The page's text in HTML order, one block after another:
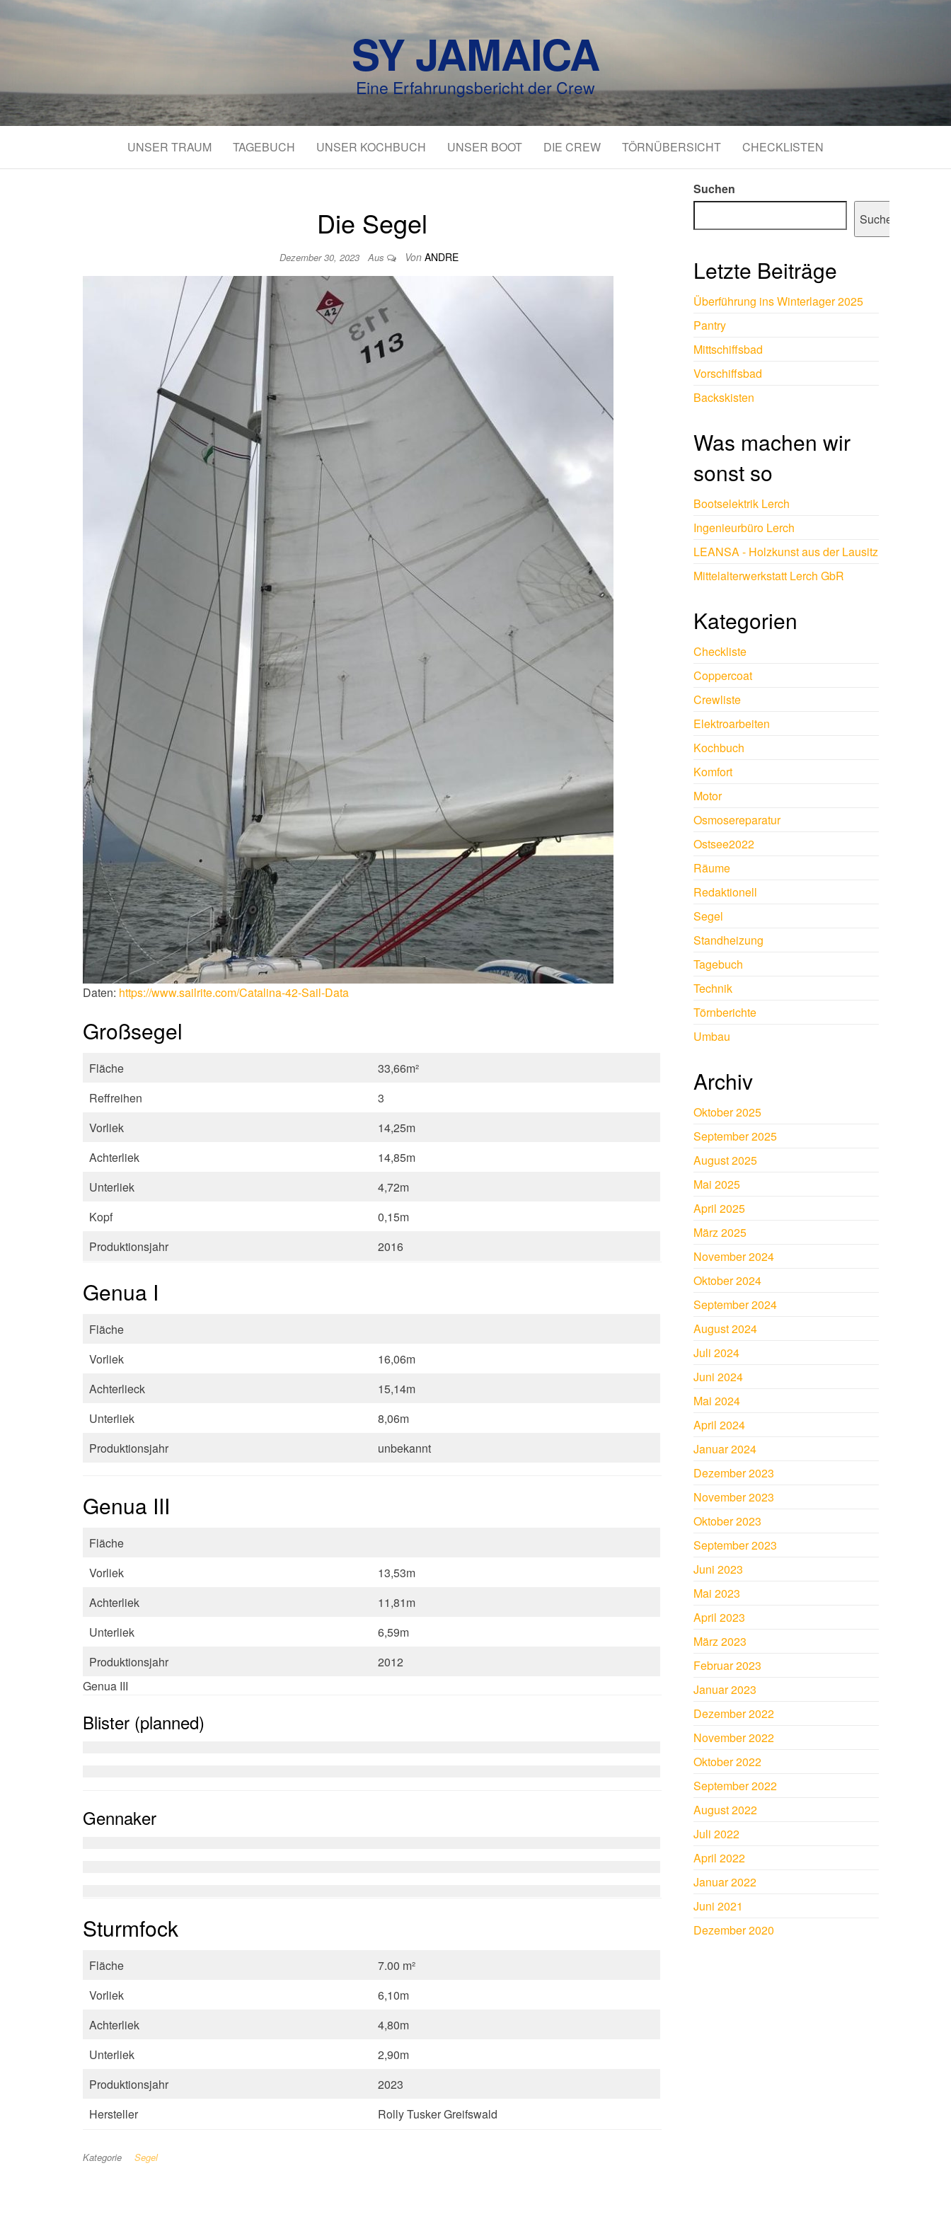
SY JAMAICA
Eine Erfahrungsbericht der Crew
UNSER TRAUM TAGEBUCH UNSER KOCHBUCH UNSER BOOT DIE CREW TÖRNÜBERSICHT CHECKLISTEN
Die Segel
Dezember 30, 2023 Aus Von ANDRE
Daten: https://www.sailrite.com/Catalina-42-Sail-Data
Großsegel
Fläche
33,66m²
Reffreihen
3
Vorliek
14,25m
Achterliek
14,85m
Unterliek
4,72m
Kopf
0,15m
Produktionsjahr
2016
Genua I
Fläche
Vorliek
16,06m
Achterlieck
15,14m
Unterliek
8,06m
Produktionsjahr
unbekannt
Genua III
Fläche
Vorliek
13,53m
Achterliek
11,81m
Unterliek
6,59m
Produktionsjahr
2012
Genua III
Blister (planned)
Gennaker
Sturmfock
Fläche
7.00 m²
Vorliek
6,10m
Achterliek
4,80m
Unterliek
2,90m
Produktionsjahr
2023
Hersteller
Rolly Tusker Greifswald
Kategorie Segel
Suchen
Suchen
Letzte Beiträge
Überführung ins Winterlager 2025
Pantry
Mittschiffsbad
Vorschiffsbad
Backskisten
Was machen wir
sonst so
Bootselektrik Lerch
Ingenieurbüro Lerch
LEANSA - Holzkunst aus der Lausitz
Mittelalterwerkstatt Lerch GbR
Kategorien
Checkliste
Coppercoat
Crewliste
Elektroarbeiten
Kochbuch
Komfort
Motor
Osmosereparatur
Ostsee2022
Räume
Redaktionell
Segel
Standheizung
Tagebuch
Technik
Törnberichte
Umbau
Archiv
Oktober 2025
September 2025
August 2025
Mai 2025
April 2025
März 2025
November 2024
Oktober 2024
September 2024
August 2024
Juli 2024
Juni 2024
Mai 2024
April 2024
Januar 2024
Dezember 2023
November 2023
Oktober 2023
September 2023
Juni 2023
Mai 2023
April 2023
März 2023
Februar 2023
Januar 2023
Dezember 2022
November 2022
Oktober 2022
September 2022
August 2022
Juli 2022
April 2022
Januar 2022
Juni 2021
Dezember 2020